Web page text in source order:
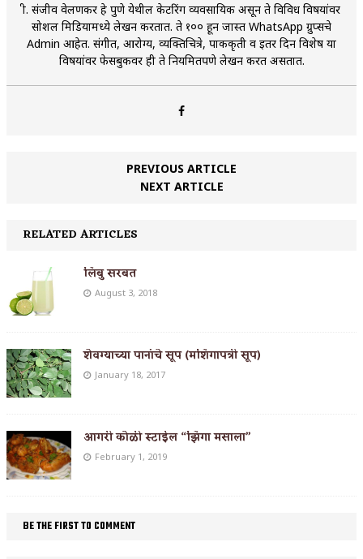
श्री. संजीव वेलणकर हे पुणे येथील केटरिंग व्यवसायिक असून ते विविध विषयांवर
सोशल मिडियामध्ये लेखन करतात. ते १०० हून जास्त WhatsApp ग्रुप्सचे
Admin आहेत. संगीत, आरोग्य, व्यक्तिचित्रे, पाककृती व इतर दिन विशेष या
विषयांवर फेसबुकवर ही ते नियमितपणे लेखन करत असतात.
PREVIOUS ARTICLE
NEXT ARTICLE
RELATED ARTICLES
लिंबु सरबत
August 3, 2018
शेवग्याच्या पानांचे सूप (मशिंगापत्री सूप)
January 18, 2017
आगरी कोळी स्टाईल “झिंगा मसाला”
February 1, 2019
BE THE FIRST TO COMMENT